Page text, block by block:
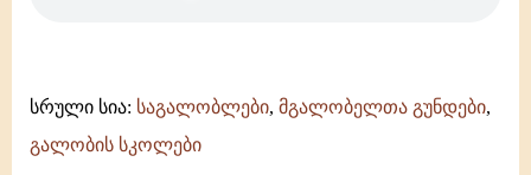
გელათის
სკოლა
სრული სია: საგალობლები, მგალობელთა გუნდები,
გალობის სკოლები